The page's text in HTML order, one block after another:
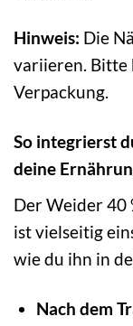
Hinweis: Die
variieren. Bitte
Verpackung.
So integrierst
deine
Der Weider 40
ist vielseitig
wie du ihn in
Nach dem